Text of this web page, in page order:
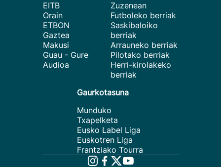
EITB
Orain
ETBON
Gaztea
Makusi
Guau - Gure
Audioa
Zuzenean
Futboleko berriak
Saskibaloiko
berriak
Arrauneko berriak
Pilotako berriak
Herri-kirolakeko
berriak
Gaurkotasuna
Munduko
Txapelketa
Eusko Label Liga
Euskotren Liga
Frantziako Tourra